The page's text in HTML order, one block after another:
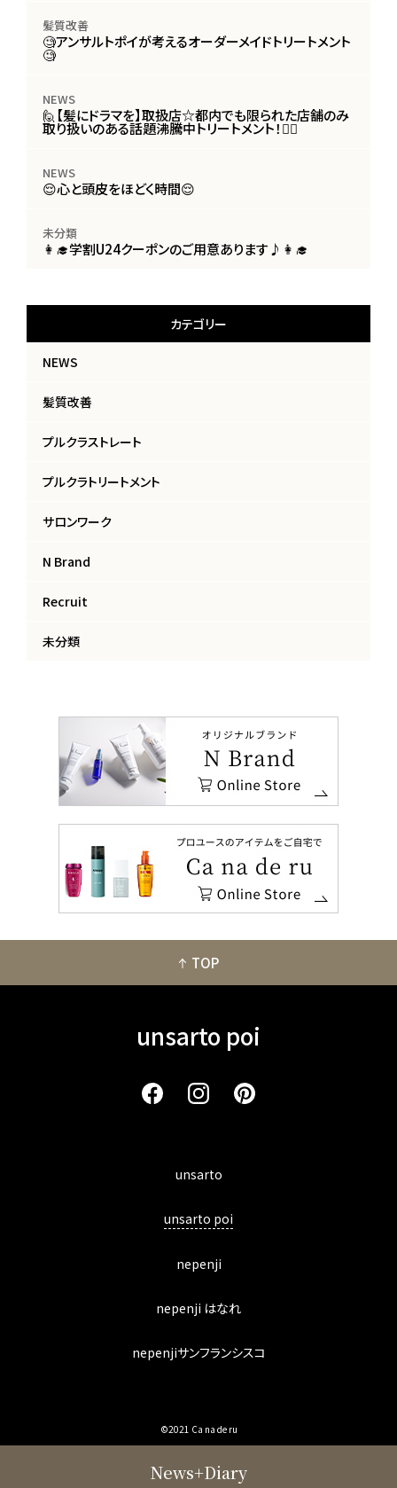
髪質改善
🧐アンサルトポイが考えるオーダーメイドトリートメント
🧐
NEWS
🙋【髪にドラマを】取扱店☆都内でも限られた店舗のみ
取り扱いのある話題沸騰中トリートメント！🙋‍♀️
NEWS
😌心と頭皮をほどく時間😌
未分類
👩‍🎓学割U24クーポンのご用意あります♪👩‍🎓
カテゴリー
NEWS
髪質改善
プルクラストレート
プルクラトリートメント
サロンワーク
N Brand
Recruit
未分類
TOP
unsarto poi
unsarto
unsarto poi
nepenji
nepenji はなれ
nepenjiサンフランシスコ
©2021 Ca na de ru
News+Diary